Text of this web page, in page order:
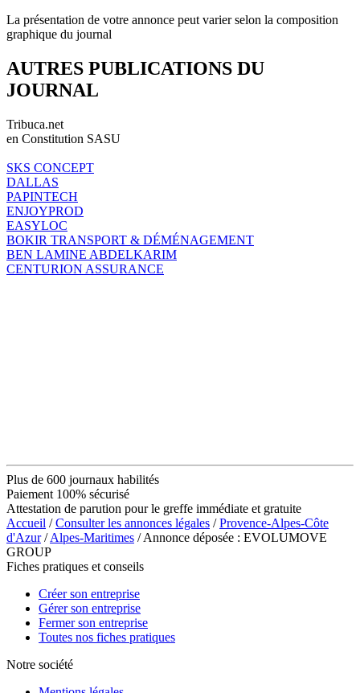
La présentation de votre annonce peut varier selon la composition
graphique du journal
AUTRES PUBLICATIONS DU
JOURNAL
Tribuca.net
en Constitution SASU
SKS CONCEPT
DALLAS
PAPINTECH
ENJOYPROD
EASYLOC
BOKIR TRANSPORT & DÉMÉNAGEMENT
BEN LAMINE ABDELKARIM
CENTURION ASSURANCE
Plus de 600 journaux habilités
Paiement 100% sécurisé
Attestation de parution pour le greffe immédiate et gratuite
Accueil /Consulter les annonces légales /Provence-Alpes-Côte
d'Azur/Alpes-Maritimes / Annonce déposée : EVOLUMOVE
GROUP
Fiches pratiques et conseils
Créer son entreprise
Gérer son entreprise
Fermer son entreprise
Toutes nos fiches pratiques
Notre société